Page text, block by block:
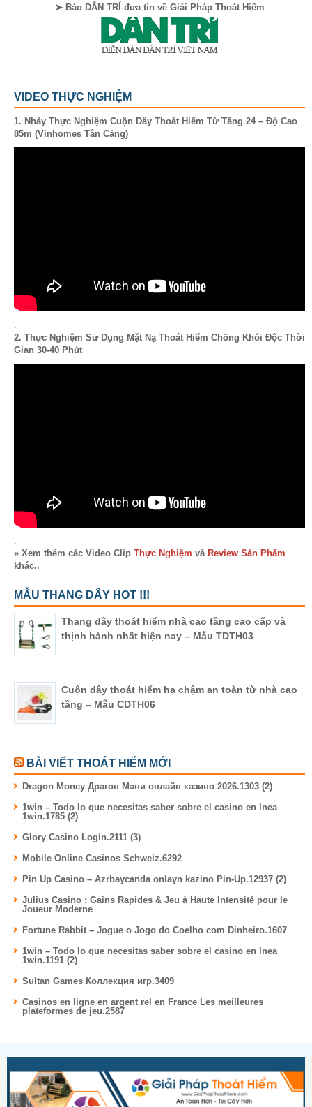
➤ Báo DÂN TRÍ đưa tin về Giải Pháp Thoát Hiểm
VIDEO THỰC NGHIỆM
1. Nhảy Thực Nghiệm Cuộn Dây Thoát Hiểm Từ Tầng 24 – Độ Cao
85m (Vinhomes Tân Cảng)
2. Thực Nghiệm Sử Dụng Mặt Nạ Thoát Hiểm Chống Khói Độc Thời
Gian 30-40 Phút
» Xem thêm các Video Clip Thực Nghiệm và Review Sản Phẩm
khác..
MẪU THANG DÂY HOT !!!
Thang dây thoát hiểm nhà cao tầng cao cấp và
thịnh hành nhất hiện nay – Mẫu TDTH03
Cuộn dây thoát hiểm hạ chậm an toàn từ nhà cao
tầng – Mẫu CDTH06
BÀI VIẾT THOÁT HIỂM MỚI
Dragon Money Драгон Мани онлайн казино 2026.1303 (2)
1win – Todo lo que necesitas saber sobre el casino en lnea
1win.1785 (2)
Glory Casino Login.2111 (3)
Mobile Online Casinos Schweiz.6292
Pin Up Casino – Azrbaycanda onlayn kazino Pin-Up.12937 (2)
Julius Casino : Gains Rapides & Jeu à Haute Intensité pour le
Joueur Moderne
Fortune Rabbit – Jogue o Jogo do Coelho com Dinheiro.1607
1win – Todo lo que necesitas saber sobre el casino en lnea
1win.1191 (2)
Sultan Games Коллекция игр.3409
Casinos en ligne en argent rel en France Les meilleures
plateformes de jeu.2587